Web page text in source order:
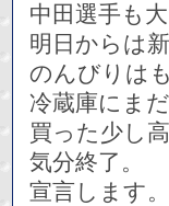
中田選手も
明日からは
のんびりは
冷蔵庫にま
買った少し
気分終了。
宣言します。